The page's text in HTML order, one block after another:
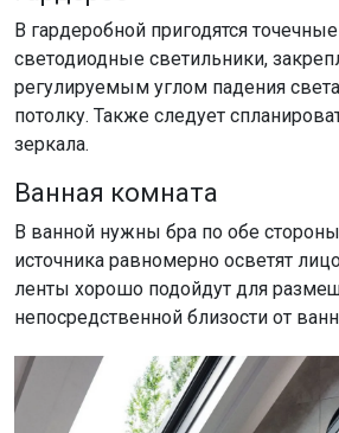
В гардеробной пригодятся
светодиодные светильники,
регулируемым углом падения
потолку. Также следует
зеркала.
Ванная комната
В ванной нужны бра по обе
источника равномерно осветят
ленты хорошо подойдут для
непосредственной близости от